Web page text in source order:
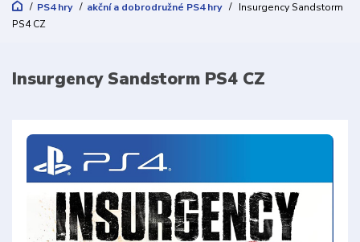
PS4 hry akční a dobrodružné PS4 hry
Insurgency Sandstorm
PS4 CZ
Insurgency Sandstorm PS4 CZ